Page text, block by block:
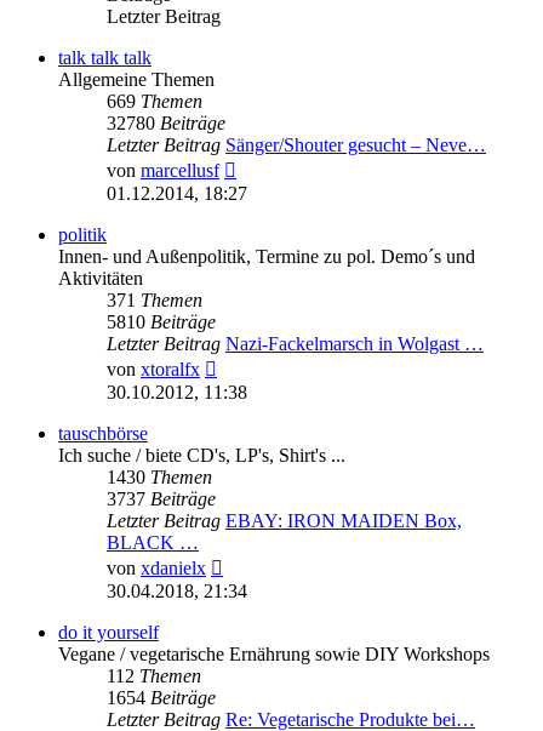
Letzter Beitrag
talk talk talk
Allgemeine Themen
669 Themen
32780 Beiträge
Letzter Beitrag Sänger/Shouter gesucht – Neve…
von marcellusf
Beitrag
01.12.2014, 18:27
politik
Innen- und Außenpolitik, Termine zu pol. Demo´s und
Aktivitäten
371 Themen
5810 Beiträge
Letzter Beitrag Nazi-Fackelmarsch in Wolgast …
von xtoralfx
Beitrag
30.10.2012, 11:38
tauschbörse
Ich suche / biete CD's, LP's, Shirt's ...
1430 Themen
3737 Beiträge
Letzter Beitrag EBAY: IRON MAIDEN Box,
BLACK …
von xdanielx
Beitrag
30.04.2018, 21:34
do it yourself
Vegane / vegetarische Ernährung sowie DIY Workshops
112 Themen
1654 Beiträge
Letzter Beitrag Re: Vegetarische Produkte bei…